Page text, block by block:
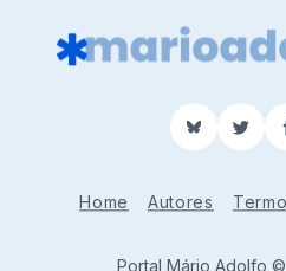
BlueSky
Home Autores
Portal Mário Adolfo